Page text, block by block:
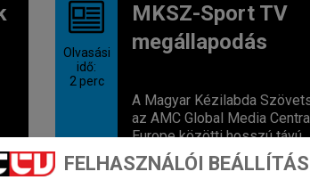
Olvasási
idő:
2 perc
MKSZ-Sport TV
megállapodás
A Magyar Kézilabda
az AMC Global Media Central
Europe közötti hosszú távú
megállapodásnak...
FELHASZNÁLÓI